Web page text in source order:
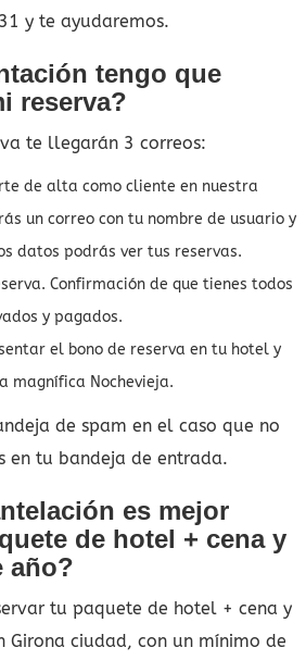
y te ayudaremos.
tengo que
reserva?
te llegarán 3 correos:
de alta como cliente en nuestra
un correo con tu nombre de usuario y
datos podrás ver tus reservas.
Confirmación de que tienes todos
y pagados.
el bono de reserva en tu hotel y
magnífica Nochevieja.
de spam en el caso que no
en tu bandeja de entrada.
es mejor
de hotel + cena y
año?
tu paquete de hotel + cena y
Girona ciudad, con un mínimo de